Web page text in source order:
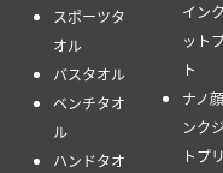
スポーツタ
オル
バスタオル
ベンチタオ
ル
ハンドタオ
イン
ット
ト
ナノ
ンク
トプ